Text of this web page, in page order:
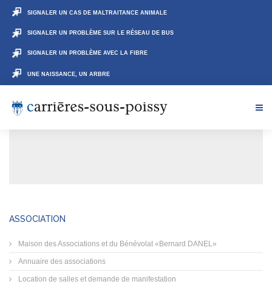
SIGNALER UN CAS DE MALTRAITANCE ANIMALE
SIGNALER UN PROBLÈME SUR LE RÉSEAU DE BUS
SIGNALER UN PROBLÈME AVEC LA FIBRE
UNE NAISSANCE, UN ARBRE
ASSOCIATION
Maison des Associations et du Bénévolat «Bernard DANEL»
Annuaire des associations
Location de salles et demande de manifestation